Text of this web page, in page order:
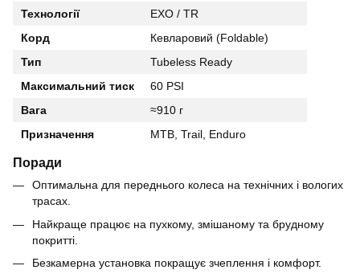
Технології
EXO / TR
Корд
Кевларовий (Foldable)
Тип
Tubeless Ready
Максимальний тиск
60 PSI
Вага
≈910 г
Призначення
MTB, Trail, Enduro
Поради
Оптимальна для переднього колеса на технічних і вологих
трасах.
Найкраще працює на пухкому, змішаному та брудному
покритті.
Безкамерна установка покращує зчеплення і комфорт.